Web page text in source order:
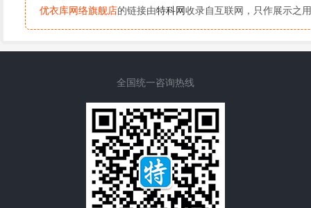
优衣库网络旗舰店的链接由特科网收录自互联网，只作展示之
全国统一咨询热线